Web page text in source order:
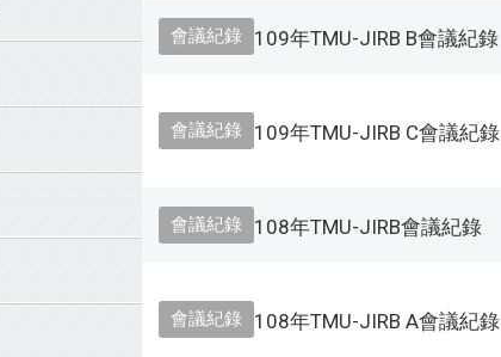
會議紀錄 109年TMU-JIRB B會議紀錄
會議紀錄 109年TMU-JIRB C會議紀錄
會議紀錄 108年TMU-JIRB會議紀錄
會議紀錄 108年TMU-JIRB A會議紀錄